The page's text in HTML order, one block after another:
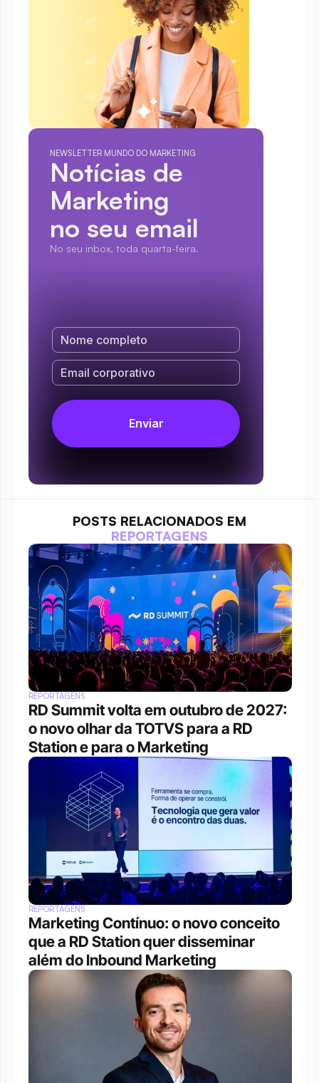
NEWSLETTER MUNDO DO MARKETING
Notícias de
Marketing
no seu email
No seu inbox, toda quarta-feira.
POSTS RELACIONADOS EM
REPORTAGENS
REPORTAGENS
RD Summit volta em outubro de 2027:
o novo olhar da TOTVS para a RD
Station e para o Marketing
REPORTAGENS
Marketing Contínuo: o novo conceito
que a RD Station quer disseminar
além do Inbound Marketing